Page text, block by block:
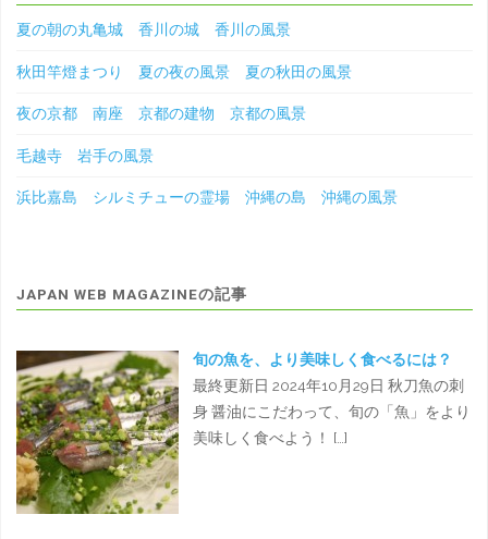
夏の朝の丸亀城 香川の城 香川の風景
秋田竿燈まつり 夏の夜の風景 夏の秋田の風景
夜の京都 南座 京都の建物 京都の風景
毛越寺 岩手の風景
浜比嘉島 シルミチューの霊場 沖縄の島 沖縄の風景
JAPAN WEB MAGAZINEの記事
旬の魚を、より美味しく食べるには？
最終更新日 2024年10月29日 秋刀魚の刺
身 醤油にこだわって、旬の「魚」をより
美味しく食べよう！ […]